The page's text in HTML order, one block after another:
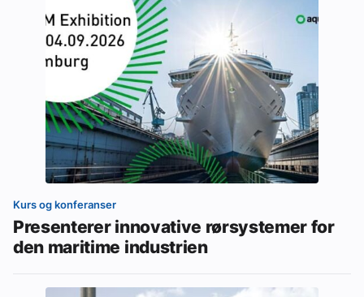
Kurs og konferanser
Presenterer innovative rørsystemer for
den maritime industrien